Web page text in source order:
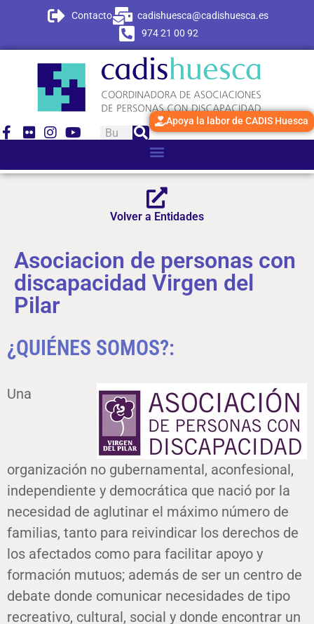
contenido Contacto
cadishuesca@cadishuesca.es
974 21 00 92
Apoya la labor de CADIS Huesca
Volver a Entidades
Asociacion de personas con
discapacidad Virgen del
Pilar
¿QUIÉNES SOMOS?:
Una
organización no gubernamental, aconfesional,
independiente y democrática que nació por la
necesidad de aglutinar el máximo número de
familias, tanto para reivindicar los derechos de
los afectados como para facilitar apoyo y
formación mutuos; además de ser un centro de
debate donde comunicar necesidades de tipo
recreativo, cultural, social y donde encontrar un